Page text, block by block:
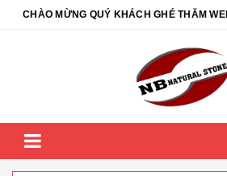
CHÀO MỪNG QUÝ KHÁCH GHÉ THĂM